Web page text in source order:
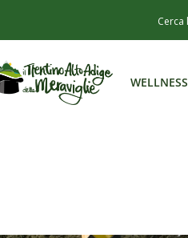
WELLNESS
WELLNESS